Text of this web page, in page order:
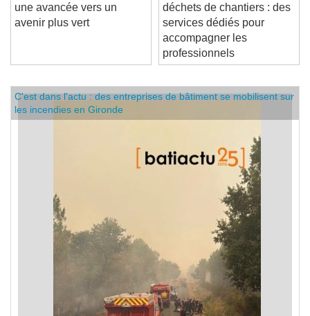
une avancée vers un
avenir plus vert
déchets de chantiers : des
services dédiés pour
accompagner les
professionnels
C'est dans l'actu : des entreprises de bâtiment se mobilisent sur
les incendies en Gironde